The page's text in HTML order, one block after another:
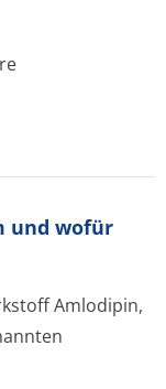
und wofür
Amlodipin,